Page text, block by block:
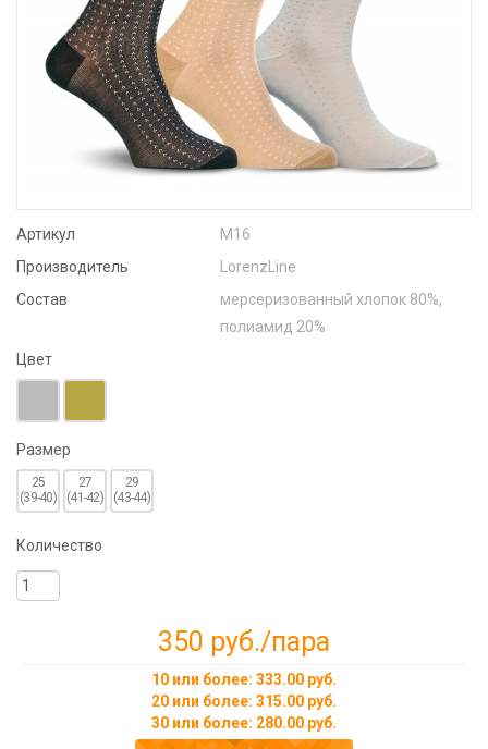
Артикул
М16
Производитель
LorenzLine
Состав
мерсеризованный хлопок 80%,
полиамид 20%
Цвет
Размер
25
(39-40)
27
(41-42)
29
(43-44)
Количество
350 руб./пара
10 или более: 333.00 руб.
20 или более: 315.00 руб.
30 или более: 280.00 руб.